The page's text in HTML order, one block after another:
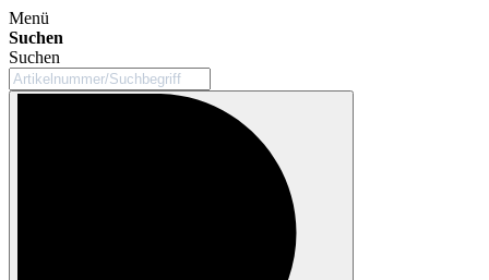
Menü
Suchen
Suchen